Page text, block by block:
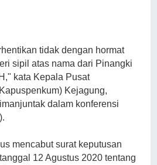
tidak dengan hormat
sipil atas nama dari Pinangki
kata Kepala Pusat
Kejagung,
dalam konferensi
mencabut surat keputusan
12 Agustus 2020 tentang